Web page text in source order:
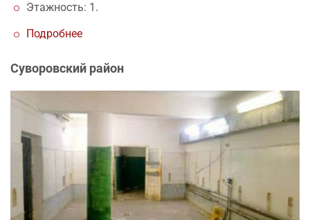
Этажность: 1.
Подробнее
Суворовский район